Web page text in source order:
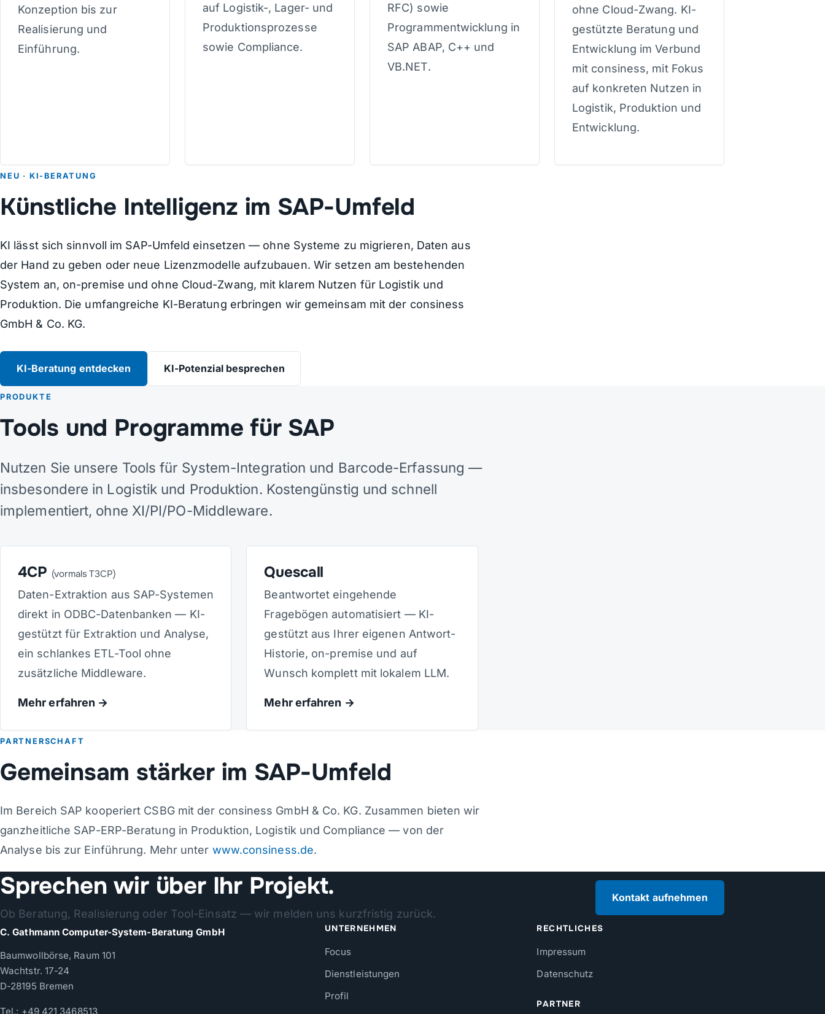
Konzeption bis zur
Realisierung und
Einführung.
auf Logistik-, Lager- und
Produktionsprozesse
sowie Compliance.
RFC) sowie
Programmentwicklung in
SAP ABAP, C++ und
VB.NET.
ohne Cloud-Zwang. KI-
gestützte Beratung und
Entwicklung im Verbund
mit consiness, mit Fokus
auf konkreten Nutzen in
Logistik, Produktion und
Entwicklung.
NEU · KI-BERATUNG
Künstliche Intelligenz im SAP-Umfeld
KI lässt sich sinnvoll im SAP-Umfeld einsetzen — ohne Systeme zu migrieren, Daten aus
der Hand zu geben oder neue Lizenzmodelle aufzubauen. Wir setzen am bestehenden
System an, on-premise und ohne Cloud-Zwang, mit klarem Nutzen für Logistik und
Produktion. Die umfangreiche KI-Beratung erbringen wir gemeinsam mit der consiness
GmbH & Co. KG.
KI-Beratung entdecken KI-Potenzial besprechen
PRODUKTE
Tools und Programme für SAP
Nutzen Sie unsere Tools für System-Integration und Barcode-Erfassung —
insbesondere in Logistik und Produktion. Kostengünstig und schnell
implementiert, ohne XI/PI/PO-Middleware.
4CP (vormals T3CP)
Daten-Extraktion aus SAP-Systemen
direkt in ODBC-Datenbanken — KI-
gestützt für Extraktion und Analyse,
ein schlankes ETL-Tool ohne
zusätzliche Middleware.
Mehr erfahren
Quescall
Beantwortet eingehende
Fragebögen automatisiert — KI-
gestützt aus Ihrer eigenen Antwort-
Historie, on-premise und auf
Wunsch komplett mit lokalem LLM.
Mehr erfahren
PARTNERSCHAFT
Gemeinsam stärker im SAP-Umfeld
Im Bereich SAP kooperiert CSBG mit der consiness GmbH & Co. KG. Zusammen bieten wir
ganzheitliche SAP-ERP-Beratung in Produktion, Logistik und Compliance — von der
Analyse bis zur Einführung. Mehr unter www.consiness.de.
Sprechen wir über Ihr Projekt.
Ob Beratung, Realisierung oder Tool-Einsatz — wir melden uns kurzfristig zurück.
Kontakt aufnehmen
C. Gathmann Computer-System-Beratung GmbH
Baumwollbörse, Raum 101
Wachtstr. 17-24
D-28195 Bremen
Tel.: +49 421 3468513
UNTERNEHMEN
Focus
Dienstleistungen
Profil
RECHTLICHES
Impressum
Datenschutz
PARTNER